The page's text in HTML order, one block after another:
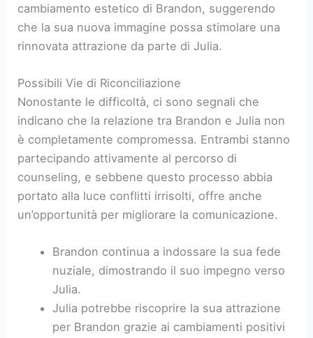
cambiamento estetico di Brandon, suggerendo
che la sua nuova immagine possa stimolare una
rinnovata attrazione da parte di Julia.
Possibili Vie di Riconciliazione
Nonostante le difficoltà, ci sono segnali che
indicano che la relazione tra Brandon e Julia non
è completamente compromessa. Entrambi stanno
partecipando attivamente al percorso di
counseling, e sebbene questo processo abbia
portato alla luce conflitti irrisolti, offre anche
un’opportunità per migliorare la comunicazione.
Brandon continua a indossare la sua fede
nuziale, dimostrando il suo impegno verso
Julia.
Julia potrebbe riscoprire la sua attrazione
per Brandon grazie ai cambiamenti positivi